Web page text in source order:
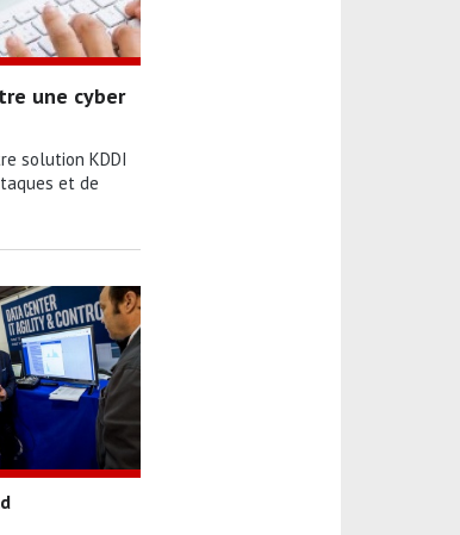
une cyber
solution KDDI
et de